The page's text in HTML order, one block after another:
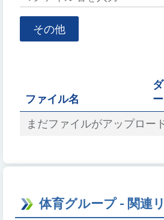
ァ
力
その他
ファイル名
まだファイルがアップロー
体育グループ - 関連